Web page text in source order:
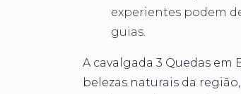
experientes podem
guias.
A cavalgada 3 Quedas
belezas naturais da